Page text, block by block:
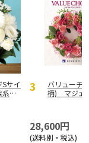
サイ
を
バリューチ
柄) マジェ
28,600円
(送料別・税込)